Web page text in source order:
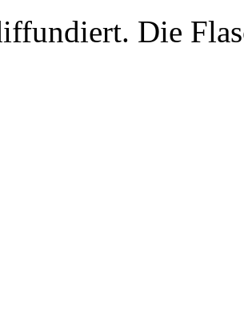
Die